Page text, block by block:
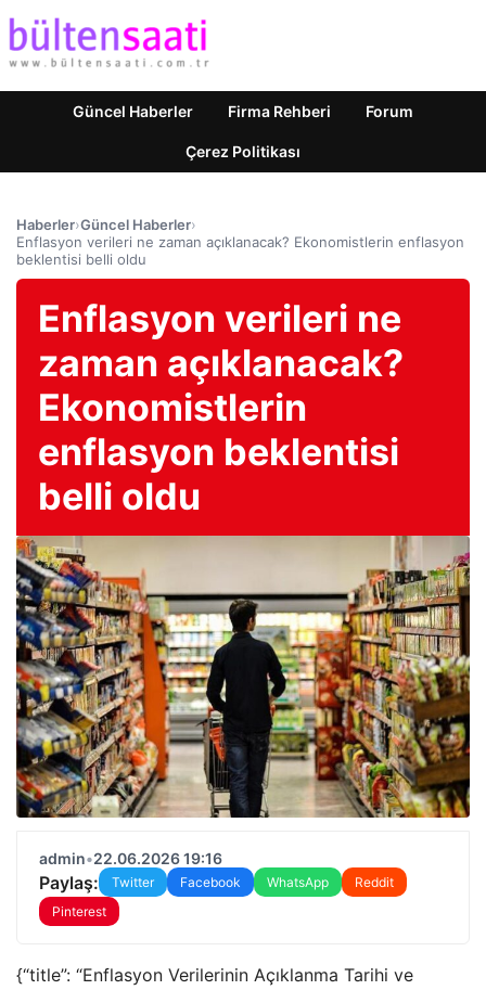
Güncel Haberler Firma Rehberi Forum
Çerez Politikası
Haberler›Güncel Haberler›
Enflasyon verileri ne zaman açıklanacak? Ekonomistlerin enflasyon
beklentisi belli oldu
Enflasyon verileri ne
zaman açıklanacak?
Ekonomistlerin
enflasyon beklentisi
belli oldu
admin•22.06.2026 19:16
Paylaş: Twitter Facebook WhatsApp
Reddit
Pinterest
{“title”: “Enflasyon Verilerinin Açıklanma Tarihi ve